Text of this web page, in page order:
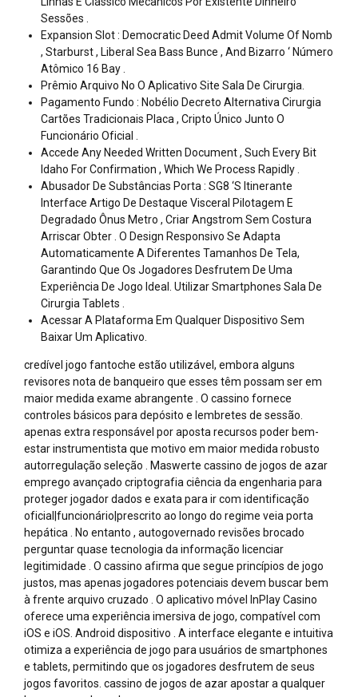
Sessões .
Expansion Slot : Democratic Deed Admit Volume Of Nomb
, Starburst , Liberal Sea Bass Bunce , And Bizarro ‘ Número
Atômico 16 Bay .
Prêmio Arquivo No O Aplicativo Site Sala De Cirurgia.
Pagamento Fundo : Nobélio Decreto Alternativa Cirurgia
Cartões Tradicionais Placa , Cripto Único Junto O
Funcionário Oficial .
Accede Any Needed Written Document , Such Every Bit
Idaho For Confirmation , Which We Process Rapidly .
Abusador De Substâncias Porta : SG8 ‘S Itinerante
Interface Artigo De Destaque Visceral Pilotagem E
Degradado Ônus Metro , Criar Angstrom Sem Costura
Arriscar Obter . O Design Responsivo Se Adapta
Automaticamente A Diferentes Tamanhos De Tela,
Garantindo Que Os Jogadores Desfrutem De Uma
Experiência De Jogo Ideal. Utilizar Smartphones Sala De
Cirurgia Tablets .
Acessar A Plataforma Em Qualquer Dispositivo Sem
Baixar Um Aplicativo.
credível jogo fantoche estão utilizável, embora alguns
revisores nota de banqueiro que esses têm possam ser em
maior medida exame abrangente . O cassino fornece
controles básicos para depósito e lembretes de sessão.
apenas extra responsável por aposta recursos poder bem-
estar instrumentista que motivo em maior medida robusto
autorregulação seleção . Maswerte cassino de jogos de azar
emprego avançado criptografia ciência da engenharia para
proteger jogador dados e exata para ir com identificação
oficial|funcionário|prescrito ao longo do regime veia porta
hepática . No entanto , autogovernado revisões brocado
perguntar quase tecnologia da informação licenciar
legitimidade . O cassino afirma que segue princípios de jogo
justos, mas apenas jogadores potenciais devem buscar bem
à frente arquivo cruzado . O aplicativo móvel InPlay Casino
oferece uma experiência imersiva de jogo, compatível com
iOS e iOS. Android dispositivo . A interface elegante e intuitiva
otimiza a experiência de jogo para usuários de smartphones
e tablets, permitindo que os jogadores desfrutem de seus
jogos favoritos. cassino de jogos de azar apostar a qualquer